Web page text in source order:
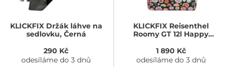
KLICKFIXDržák láhve na
sedlovku, Černá
290 Kč
odesíláme do 3 dnů
KLICKFIXReisenthel
Roomy GT 12l Happy
1 890 Kč
odesíláme do 3 dnů